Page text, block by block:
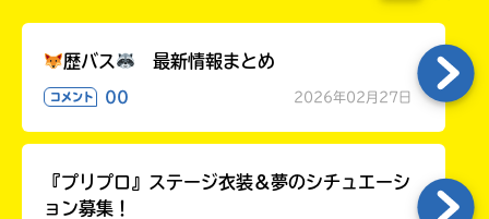
歴バス 最新情報まとめ
コメント 00 2026年02月27日
『プリプロ』ステージ衣装＆夢のシチュエーシ
ョン募集！